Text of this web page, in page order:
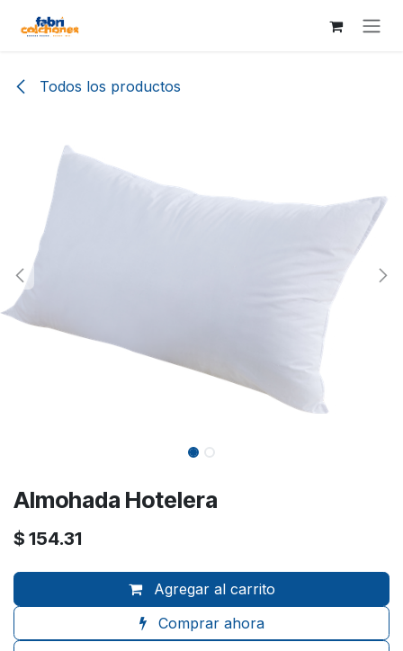
Todos los productos
Almohada Hotelera
$ 154.31
Agregar al carrito
Comprar ahora